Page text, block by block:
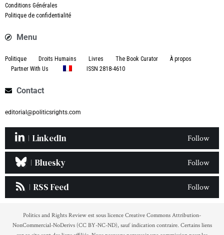
Conditions Générales
Politique de confidentialité
Menu
Politique Droits Humains Livres The Book Curator
À propos
Partner With Us
ISSN 2818-4610
Contact
editorial@politicsrights.com
LinkedIn Follow
Bluesky Follow
RSS Feed Follow
Politics and Rights Review est sous licence Creative Commons Attribution-
NonCommercial-NoDerivs (CC BY-NC-ND), sauf indication contraire. Certains liens